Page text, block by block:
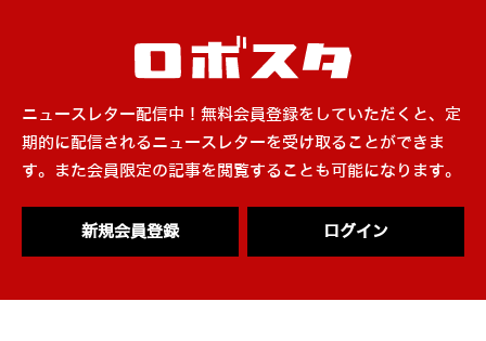
ニュースレター配信中！無料会員登録をしていただくと、定
期的に配信されるニュースレターを受け取ることができま
す。また会員限定の記事を閲覧することも可能になります。
新規会員登録 ログイン